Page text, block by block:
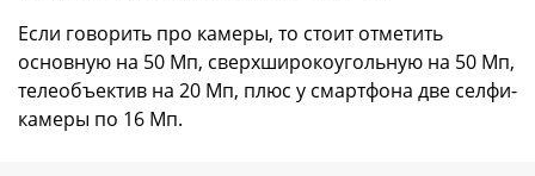
Если говорить про камеры, то стоит отметить
основную на 50 Мп, сверхширокоугольную на 50 Мп,
телеобъектив на 20 Мп, плюс у смартфона две селфи-
камеры по 16 Мп.